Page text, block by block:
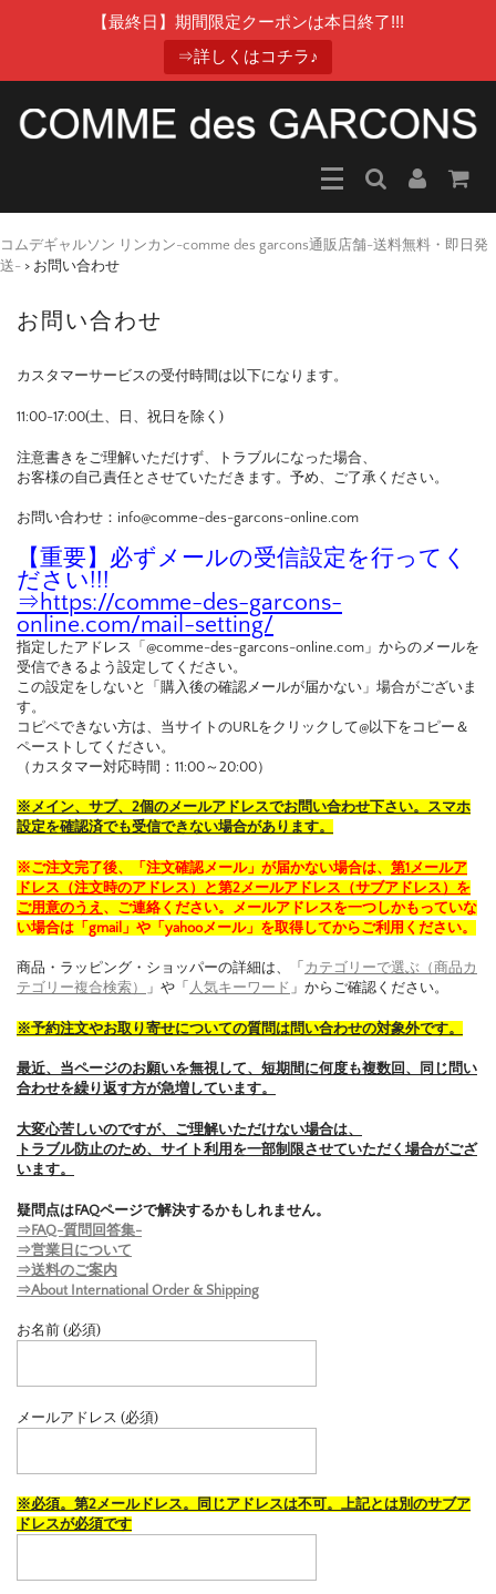
【最終日】期間限定クーポンは本日終了!!!
⇒詳しくはコチラ♪
コムデギャルソン リンカン-comme des garcons通販店舗-送料無料・即日発
送- > お問い合わせ
お問い合わせ
カスタマーサービスの受付時間は以下になります。
11:00-17:00(土、日、祝日を除く)
注意書きをご理解いただけず、トラブルになった場合、
お客様の自己責任とさせていただきます。予め、ご了承ください。
お問い合わせ：info@comme-des-garcons-online.com
【重要】必ずメールの受信設定を行ってく
ださい!!!
⇒ https://comme-des-garcons-
online.com/mail-setting/
指定したアドレス「@comme-des-garcons-online.com」からのメールを
受信できるよう設定してください。
この設定をしないと「購入後の確認メールが届かない」場合がございま
す。
コピペできない方は、当サイトのURLをクリックして@以下をコピー＆
ペーストしてください。
（カスタマー対応時間：11:00～20:00）
※メイン、サブ、2個のメールアドレスでお問い合わせ下さい。スマホ
設定を確認済でも受信できない場合があります。
※ご注文完了後、「注文確認メール」が届かない場合は、 第1メールア
ドレス（注文時のアドレス）と第2メールアドレス（サブアドレス）を
ご用意のうえ 、ご連絡ください。メールアドレスを一つしかもっていな
い場合は「gmail」や「yahooメール」を取得してからご利用ください。
商品・ラッピング・ショッパーの詳細は、「 カテゴリーで選ぶ（商品カ
テゴリー複合検索）
」や「 人気キーワード 」からご確認ください。
※予約注文やお取り寄せについての質問は問い合わせの対象外です。
最近、当ページのお願いを無視して、短期間に何度も複数回、同じ問い
合わせを繰り返す方が急増しています。
大変心苦しいのですが、ご理解いただけない場合は、
トラブル防止のため、サイト利用を一部制限させていただく場合がござ
います。
疑問点はFAQページで解決するかもしれません。
⇒FAQ-質問回答集-
⇒営業日について
⇒送料のご案内
⇒About International Order & Shipping
お名前 (必須)
メールアドレス (必須)
※必須。第2メールドレス。同じアドレスは不可。上記とは別のサブア
ドレスが必須です